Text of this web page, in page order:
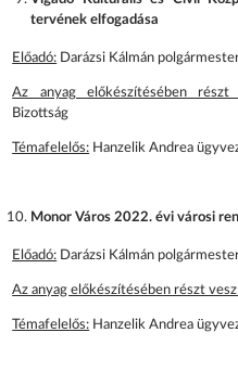
tervének elfogadása
Előadó: Darázsi Kálmán
Az anyag előkészítésében részt
Bizottság
Témafelelős: Hanzelik Andrea
Monor Város 2022. évi városi
Előadó: Darázsi Kálmán
Az anyag előkészítésében részt
Témafelelős: Hanzelik Andrea